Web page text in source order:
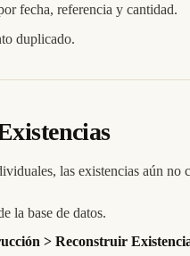
fecha, referencia y cantidad.
duplicado.
las existencias aún no
la base de datos.
> Reconstruir